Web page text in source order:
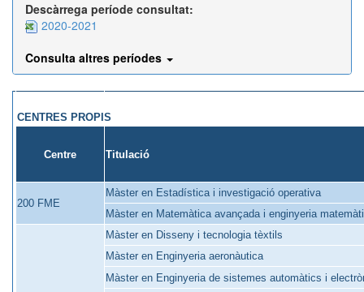
Descàrrega període consultat:
2020-2021
Consulta altres períodes
CENTRES PROPIS
Centre Titulació
200 FME
Màster en Estadística i investigació operativa
Màster en Matemàtica avançada i enginyeria
Màster en Disseny i tecnologia tèxtils
Màster en Enginyeria aeronàutica
Màster en Enginyeria de sistemes automàtics i